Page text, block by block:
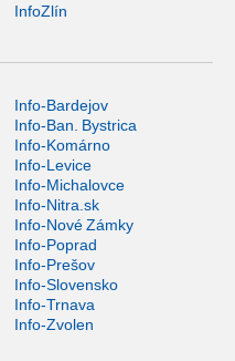
InfoZlín
Info-Bardejov
Info-Ban. Bystrica
Info-Komárno
Info-Levice
Info-Michalovce
Info-Nitra.sk
Info-Nové Zámky
Info-Poprad
Info-Prešov
Info-Slovensko
Info-Trnava
Info-Zvolen